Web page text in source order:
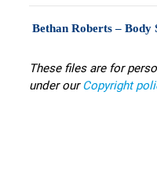
Bethan Roberts – Body
These files are for
under ourCopyright